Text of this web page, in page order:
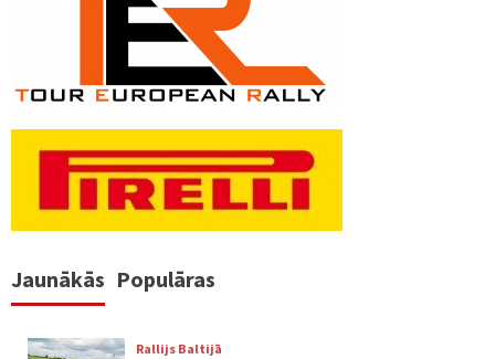
Jaunākās Populāras
Rallijs Baltijā